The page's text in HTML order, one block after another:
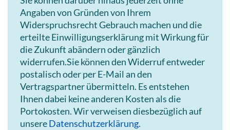
Angaben von Gründen von Ihrem
Widerspruchsrecht Gebrauch machen und die
erteilte Einwilligungserklärung mit Wirkung für
die Zukunft abändern oder gänzlich
widerrufen.Sie können den Widerruf entweder
postalisch oder per E-Mail an den
Vertragspartner übermitteln. Es entstehen
Ihnen dabei keine anderen Kosten als die
Portokosten. Wir verweisen diesbezüglich auf
unsereDatenschutzerklärung.